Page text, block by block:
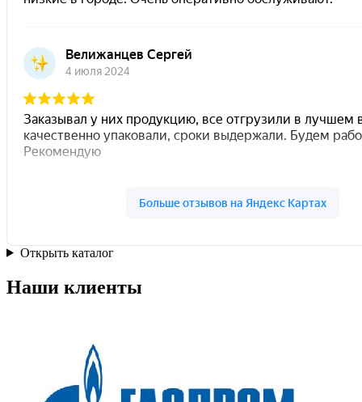
Открыть каталог
Наши клиенты